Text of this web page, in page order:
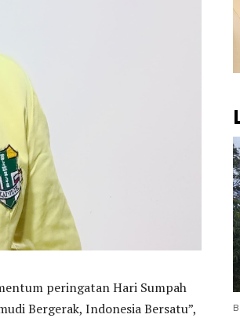
peringatan Hari Sumpah
Bergerak, Indonesia Bersatu”,